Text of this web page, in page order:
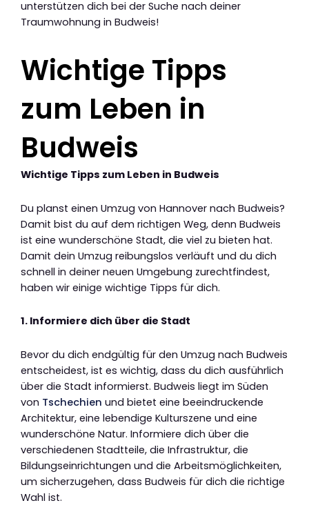
unterstützen dich bei der Suche nach deiner
Traumwohnung in Budweis!
Wichtige Tipps
zum Leben in
Budweis
Wichtige Tipps zum Leben in Budweis
Du planst einen Umzug von Hannover nach Budweis?
Damit bist du auf dem richtigen Weg, denn Budweis
ist eine wunderschöne Stadt, die viel zu bieten hat.
Damit dein Umzug reibungslos verläuft und du dich
schnell in deiner neuen Umgebung zurechtfindest,
haben wir einige wichtige Tipps für dich.
1. Informiere dich über die Stadt
Bevor du dich endgültig für den Umzug nach Budweis
entscheidest, ist es wichtig, dass du dich ausführlich
über die Stadt informierst. Budweis liegt im Süden
von Tschechien und bietet eine beeindruckende
Architektur, eine lebendige Kulturszene und eine
wunderschöne Natur. Informiere dich über die
verschiedenen Stadtteile, die Infrastruktur, die
Bildungseinrichtungen und die Arbeitsmöglichkeiten,
um sicherzugehen, dass Budweis für dich die richtige
Wahl ist.